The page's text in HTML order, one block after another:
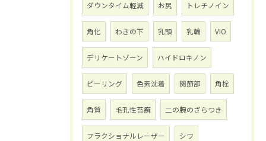
ダウンタイム軽減 お尻 トレチノイン
角化 わきの下 乳頭 乳輪 VIO
デリケートゾーン ハイドロキノン
ピーリング 色素沈着 関節部 角栓
角質 毛孔性苔癬 二の腕のざらつき
フラクショナルレーザー シワ